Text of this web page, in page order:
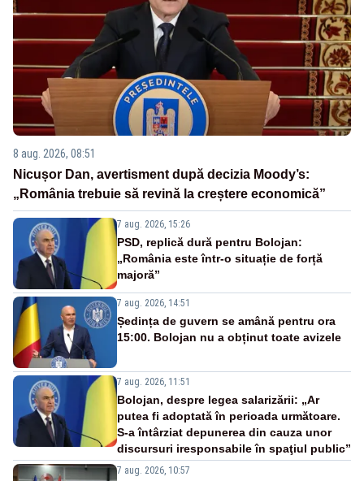
8 aug. 2026, 08:51
Nicușor Dan, avertisment după decizia Moody’s:
„România trebuie să revină la creștere economică”
7 aug. 2026, 15:26
PSD, replică dură pentru Bolojan:
„România este într-o situație de forță
majoră”
7 aug. 2026, 14:51
Ședința de guvern se amână pentru ora
15:00. Bolojan nu a obținut toate avizele
7 aug. 2026, 11:51
Bolojan, despre legea salarizării: „Ar
putea fi adoptată în perioada următoare.
S-a întârziat depunerea din cauza unor
discursuri iresponsabile în spaţiul public”
7 aug. 2026, 10:57